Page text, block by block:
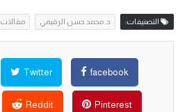
التصنيفات: د. محمد حسن الرقيمي مقالات
facebook
Twitter
Pinterest
Reddit